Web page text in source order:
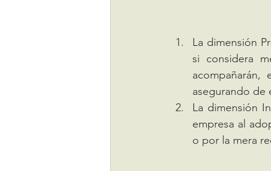
La dimensión
si considera
asegurando de
La dimensión
empresa al
o por la mera